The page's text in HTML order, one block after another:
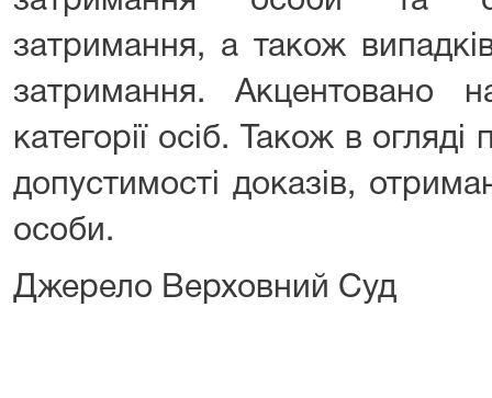
затримання, а також
затримання. Акцентовано
категорії осіб. Також в
допустимості доказів,
особи.
Джерело Верховний Суд